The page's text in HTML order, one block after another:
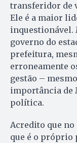
transferidor de
Ele é a maior
inquestionável.
governo do
prefeitura,
erroneamente
gestão –
importância de
política.
Acredito que
que é o próprio